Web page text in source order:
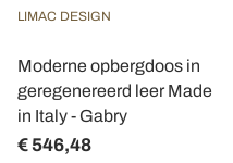
LIMAC DESIGN
Moderne opbergdoos in
geregenereerd leer Made
in Italy - Gabry
€ 546,48